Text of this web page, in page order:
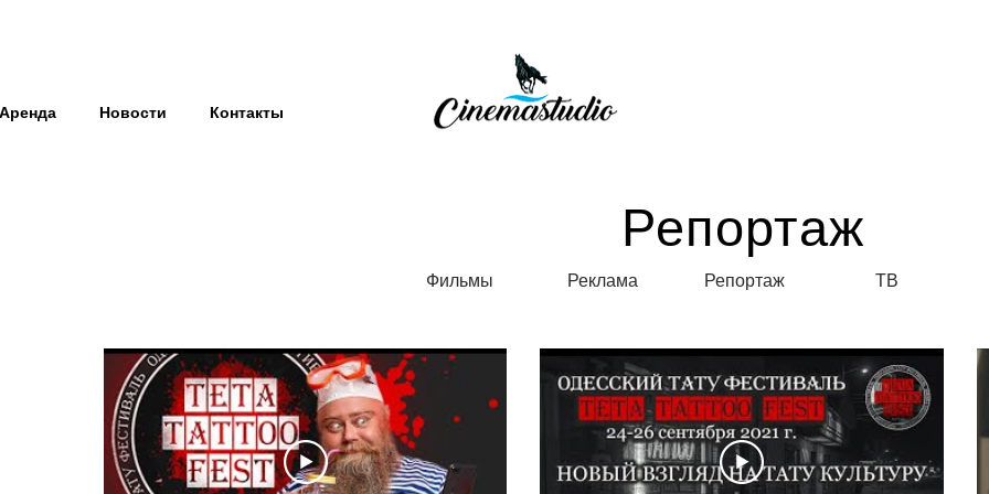
Новости Контакты
Репортаж
Фильмы Реклама Репортаж ТВ